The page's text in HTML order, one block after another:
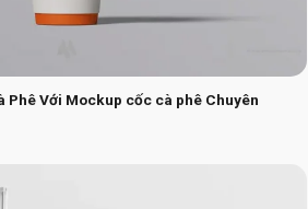
Phê Với Mockup cốc cà phê Chuyên